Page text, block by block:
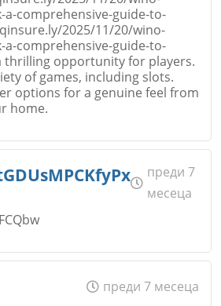
comprehensive-guide-to-
2025/11/20/wino-
comprehensive-guide-to-
thrilling opportunity for players.
of games, including slots.
options for a genuine feel from
home.
преди 7
месеца
преди 7 месеца